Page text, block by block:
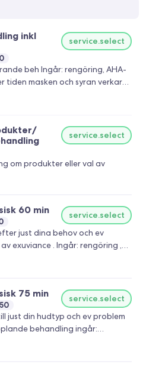
inkl
service.select
AHA-
tiden masken och syran verkar
service.select
om produkter eller val av
60 min
service.select
just dina behov och ev
. Ingår: rengöring ,
portömning, , ansikts -
75 min
service.select
just din hudtyp och ev problem
behandling ingår:
och nack och